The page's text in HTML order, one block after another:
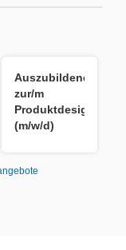
Auszubildende/r
zur/m
Produktdesigner/in
(m/w/d)